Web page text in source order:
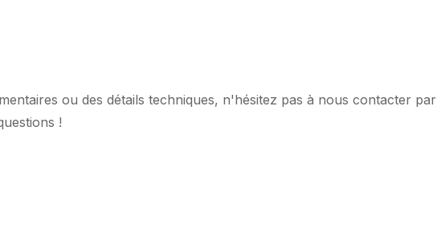
ou des détails techniques, n'hésitez pas à nous contacter par
!